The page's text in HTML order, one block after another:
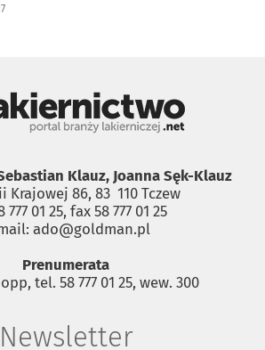
Klauz, Joanna Sęk-Klauz
Krajowej 86, 83 ­ 110 Tczew
777 01 25, fax 58 777 01 25
ado@goldman.pl
Prenumerata
tel. 58 777 01 25, wew. 300
Newsletter